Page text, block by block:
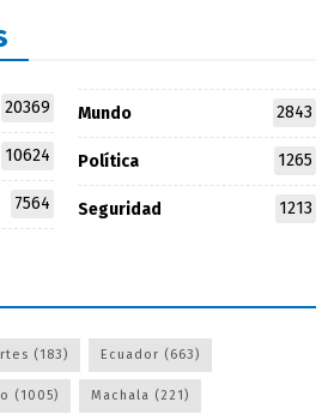
20369
10624
7564
Mundo 2843
Política 1265
Seguridad 1213
(183) Ecuador (663)
(1005) Machala (221)